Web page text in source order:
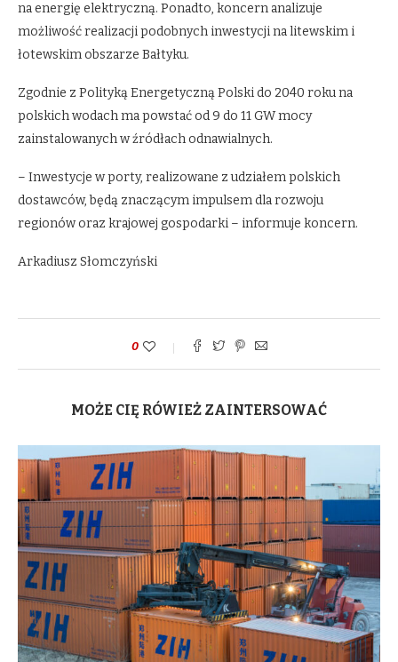
na energię elektryczną. Ponadto, koncern analizuje
możliwość realizacji podobnych inwestycji na litewskim i
łotewskim obszarze Bałtyku.
Zgodnie z Polityką Energetyczną Polski do 2040 roku na
polskich wodach ma powstać od 9 do 11 GW mocy
zainstalowanych w źródłach odnawialnych.
– Inwestycje w porty, realizowane z udziałem polskich
dostawców, będą znaczącym impulsem dla rozwoju
regionów oraz krajowej gospodarki – informuje koncern.
Arkadiusz Słomczyński
0
MOŻE CIĘ RÓWIEŻ ZAINTERSOWAĆ